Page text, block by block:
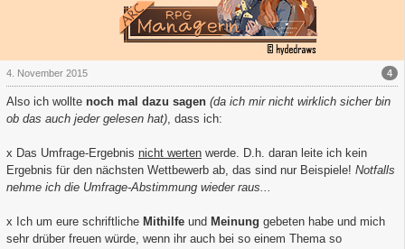
4
4. November 2015
Also ich wollte noch mal dazu sagen (da ich mir nicht wirklich sicher bin
ob das auch jeder gelesen hat), dass ich:
x Das Umfrage-Ergebnis nicht werten werde. D.h. daran leite ich kein
Ergebnis für den nächsten Wettbewerb ab, das sind nur Beispiele! Notfalls
nehme ich die Umfrage-Abstimmung wieder raus...
x Ich um eure schriftliche Mithilfe und Meinung gebeten habe und mich
sehr drüber freuen würde, wenn ihr auch bei so einem Thema so